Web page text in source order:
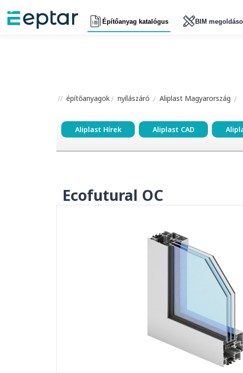
Építőanyag katalógus BIM
építőanyagok nyílászáró Aliplast Magyarország
Aliplast Hírek Aliplast CAD
Ecofutural OC